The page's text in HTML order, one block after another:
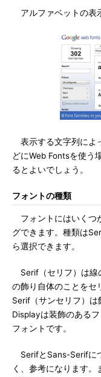
アルファベットの表
表示する文字列によ
どにWeb Fontsを使う
るとよいでしょう。
フォントの種類
フォントにはいくつ
グできます。種類は
ら選択できます。
Serif（セリフ）は線
の飾り自体のことをセ
Serif（サンセリフ）
Displayは装飾のある
フォントです。
SerifとSans-Serifに
く、参考になります